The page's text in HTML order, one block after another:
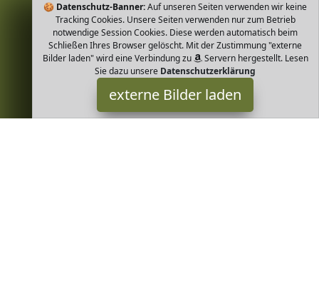
🍪 Datenschutz-Banner:Auf unseren Seiten verwenden wir keine
Tracking Cookies. Unsere Seiten verwenden nur zum Betrieb
notwendige Session Cookies. Diese werden automatisch beim
Schließen Ihres Browser gelöscht. Mit der Zustimmung "externe
Bilder laden" wird eine Verbindung zu
Servern hergestellt. Lesen
Sie dazu unsere Datenschutzerklärung
externe Bilder laden